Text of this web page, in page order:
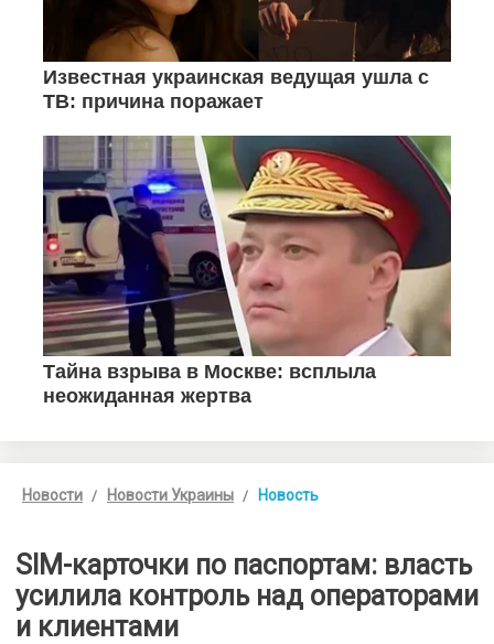
Новости Новости Украины Новость
SIM-карточки по паспортам: власть
усилила контроль над операторами
и клиентами